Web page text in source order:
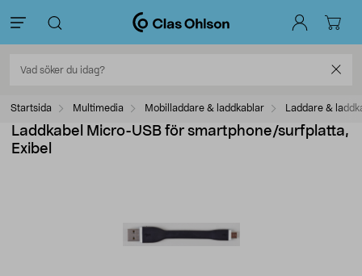
Startsida Multimedia Mobilladdare & laddkablar Laddare &
Laddkabel Micro-USB för smartphone/surfplatta,
Exibel